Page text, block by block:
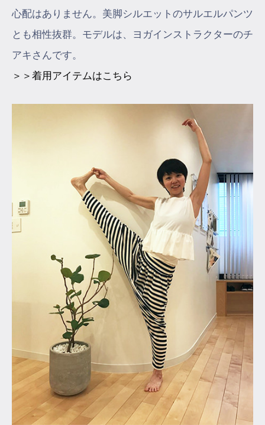
心配はありません。美脚シルエットのサルエルパンツ
とも相性抜群。モデルは、ヨガインストラクターのチ
アキさんです。
＞＞着用アイテムはこちら